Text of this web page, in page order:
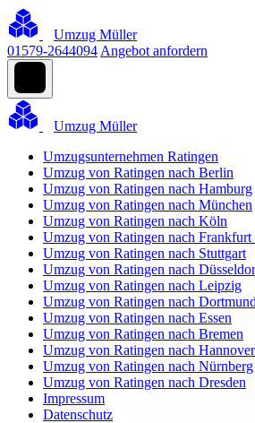
Umzug Müller
01579-2644094 Angebot anfordern
Umzug Müller
Umzugsunternehmen Ratingen
Umzug von Ratingen nach Berlin
Umzug von Ratingen nach Hamburg
Umzug von Ratingen nach München
Umzug von Ratingen nach Köln
Umzug von Ratingen nach Frankfurt
Umzug von Ratingen nach Stuttgart
Umzug von Ratingen nach
Umzug von Ratingen nach Leipzig
Umzug von Ratingen nach Dortmund
Umzug von Ratingen nach Essen
Umzug von Ratingen nach Bremen
Umzug von Ratingen nach Hannover
Umzug von Ratingen nach Nürnberg
Umzug von Ratingen nach Dresden
Impressum
Datenschutz